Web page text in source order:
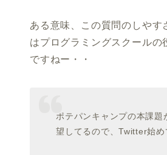
ある意味、この質問のしやす
はプログラミングスクールの
ですねー・・
ポテパンキャンプの本課題
望してるので、Twitter始め